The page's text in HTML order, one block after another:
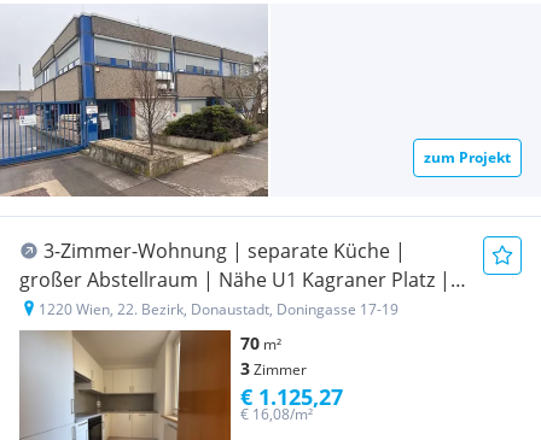
zum Projekt
3-Zimmer-Wohnung | separate Küche |
großer Abstellraum | Nähe U1 Kagraner Platz |
Miete inkl. Heizkosten
1220 Wien, 22. Bezirk, Donaustadt, Doningasse 17-19
70 m²
3Zimmer
€ 16,08/m²
€ 1.125,27